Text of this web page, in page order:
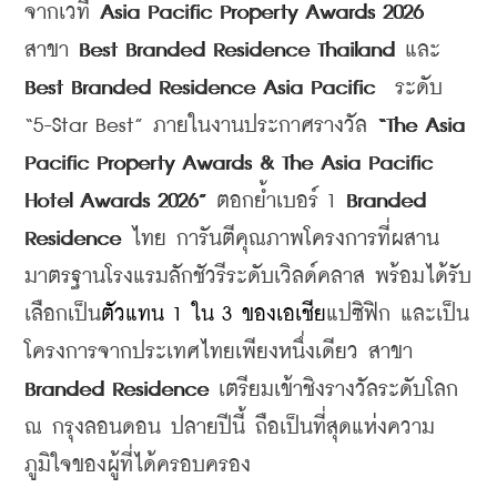
จากเวที Asia Pacific Property Awards 2026
สาขา Best Branded Residence Thailand
Best Branded Residence Asia Pacific ระดับ
“5-Star Best” ภายในงานประกาศรางวัล “The Asia
Pacific Property Awards & The Asia Pacific
Hotel Awards 2026” ตอกย้ำเบอร์ 1 Branded
Residence ไทย การันตีคุณภาพโครงการที่ผสาน
มาตรฐานโรงแรมลักชัวรีระดับเวิลด์คลาส พร้อมได้รับ
เลือกเป็นตัวแทน 1 ใน 3 ของเอเชียแปซิฟิก และเป็น
Branded Residence เตรียมเข้าชิงรางวัลระดับโลก
ณ กรุงลอนดอน ปลายปีนี้ ถือเป็นที่สุดแห่งความ
ภูมิใจของผู้ที่ได้ครอบครอง